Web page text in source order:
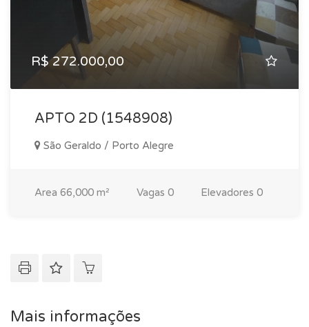
R$ 272.000,00
APTO 2D (1548908)
São Geraldo / Porto Alegre
Area 66,000 m² Vagas 0 Elevadores 0
Mais informações